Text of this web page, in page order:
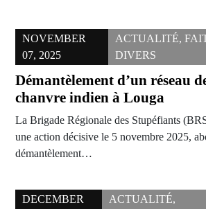
NOVEMBER
07, 2025
ACTUALITÉ,
DIVERS
Démantèlement d’un réseau
chanvre indien à Louga
La Brigade Régionale des Stupéfiants
une action décisive le 5 novembre 2025,
démantèlement…
DECEMBER
ACTUALITÉ,